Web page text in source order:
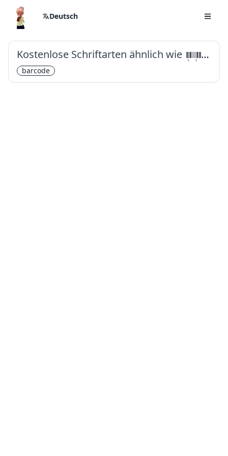
Deutsch
Kostenlose Schriftarten ähnlich wie Libre Barcode 39 Extended Text
barcode